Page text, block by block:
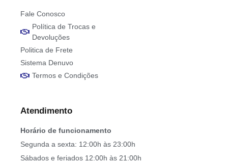
Fale Conosco
Política de Trocas e
Devoluções
Politica de Frete
Sistema Denuvo
Termos e Condições
Atendimento
Horário de funcionamento
Segunda a sexta: 12:00h às 23:00h
Sábados e feriados 12:00h às 21:00h